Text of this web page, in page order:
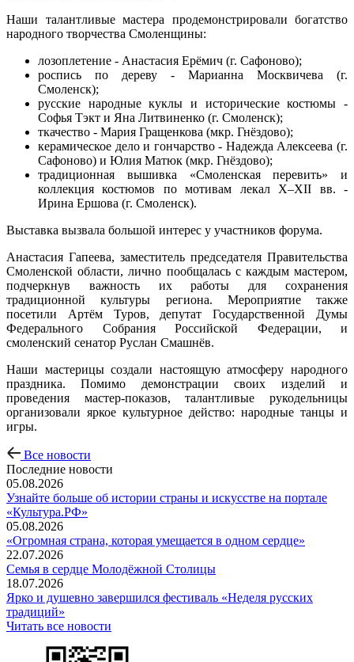
Наши талантливые мастера продемонстрировали богатство
народного творчества Смоленщины:
лозоплетение - Анастасия Ерёмич (г. Сафоново);
роспись по дереву - Марианна Москвичева (г.
Смоленск);
русские народные куклы и исторические костюмы -
Софья Тэкт и Яна Литвиненко (г. Смоленск);
ткачество - Мария Гращенкова (мкр. Гнёздово);
керамическое дело и гончарство - Надежда Алексеева (г.
Сафоново) и Юлия Матюк (мкр. Гнёздово);
традиционная вышивка «Смоленская перевить» и
коллекция костюмов по мотивам лекал X–XII вв. -
Ирина Ершова (г. Смоленск).
Выставка вызвала большой интерес у участников форума.
Анастасия Гапеева, заместитель председателя Правительства
Смоленской области, лично пообщалась с каждым мастером,
подчеркнув важность их работы для сохранения
традиционной культуры региона. Мероприятие также
посетили Артём Туров, депутат Государственной Думы
Федерального Собрания Российской Федерации, и
смоленский сенатор Руслан Смашнёв.
Наши мастерицы создали настоящую атмосферу народного
праздника. Помимо демонстрации своих изделий и
проведения мастер-показов, талантливые рукодельницы
организовали яркое культурное действо: народные танцы и
игры.
Все новости
Последние новости
05.08.2026
Узнайте больше об истории страны и искусстве на портале
«Культура.РФ»
05.08.2026
«Огромная страна, которая умещается в одном сердце»
22.07.2026
Семья в сердце Молодёжной Столицы
18.07.2026
Ярко и душевно завершился фестиваль «Неделя русских
традиций»
Читать все новости